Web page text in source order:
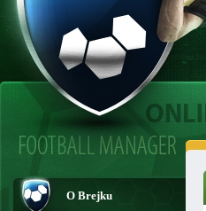
O Brejku